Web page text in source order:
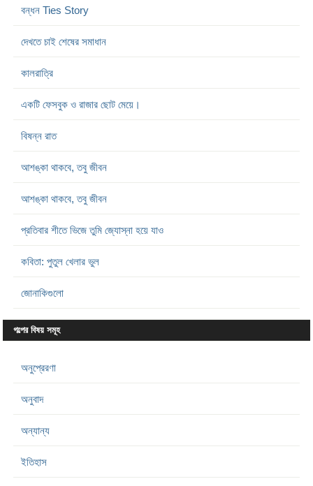
বন্ধন Ties Story
দেখতে চাই শেষের সমাধান
কালরাত্রি
একটি ফেসবুক ও রাজার ছোট মেয়ে।
বিষন্ন রাত
আশঙ্কা থাকবে, তবু জীবন
আশঙ্কা থাকবে, তবু জীবন
প্রতিবার শীতে ভিজে তুমি জ্যোস্না হয়ে যাও
কবিতা: পুতুল খেলার ভুল
জোনাকিগুলো
গল্পের বিষয় সমূহ
অনুপ্রেরণা
অনুবাদ
অন্যান্য
ইতিহাস